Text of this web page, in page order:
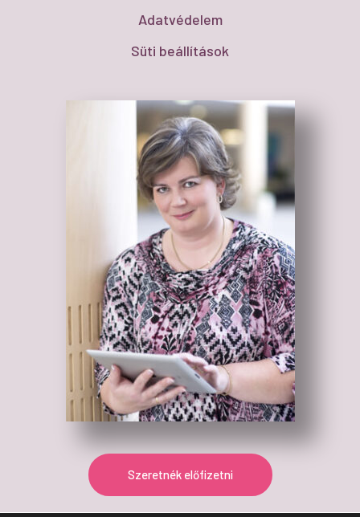
Adatvédelem
Süti beállítások
Szeretnék előfizetni